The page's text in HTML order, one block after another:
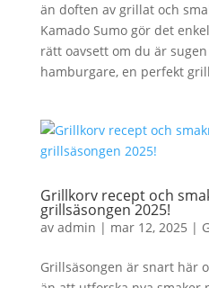
än doften av grillat och
Kamado Sumo gör det
rätt oavsett om du är
hamburgare, en perfekt
Grillkorv recept och
grillsäsongen 2025!
av admin | mar 12, 2025 |
Grillsäsongen är snart här